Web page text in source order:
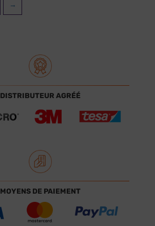
→
DISTRIBUTEUR AGRÉÉ
MOYENS DE PAIEMENT